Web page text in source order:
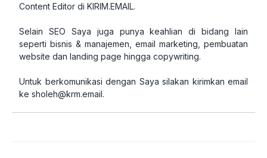
Content Editor di KIRIM.EMAIL.
Selain SEO Saya juga punya keahlian di bidang lain
seperti bisnis & manajemen, email marketing, pembuatan
website dan landing page hingga copywriting.
Untuk berkomunikasi dengan Saya silakan kirimkan email
ke sholeh@krm.email.